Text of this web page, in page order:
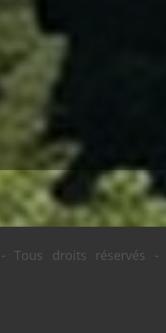
- Tous droits réservés -